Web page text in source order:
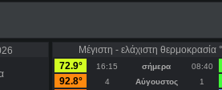
Μέγιστη - ελάχιστη θερμοκρασία
72.9°
16:15 σήμερα 08:40
92.8°
4 Αύγουστος 1